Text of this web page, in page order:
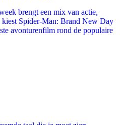
brengt een mix van actie,
kiest Spider-Man: Brand New Day
avonturenfilm rond de populaire